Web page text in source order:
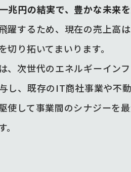
兆円の結実で、豊かな未来
躍するため、現在の売上高
り拓いてまいります。
、次世代のエネルギーイン
し、既存のIT商社事業や不
使して事業間のシナジーを